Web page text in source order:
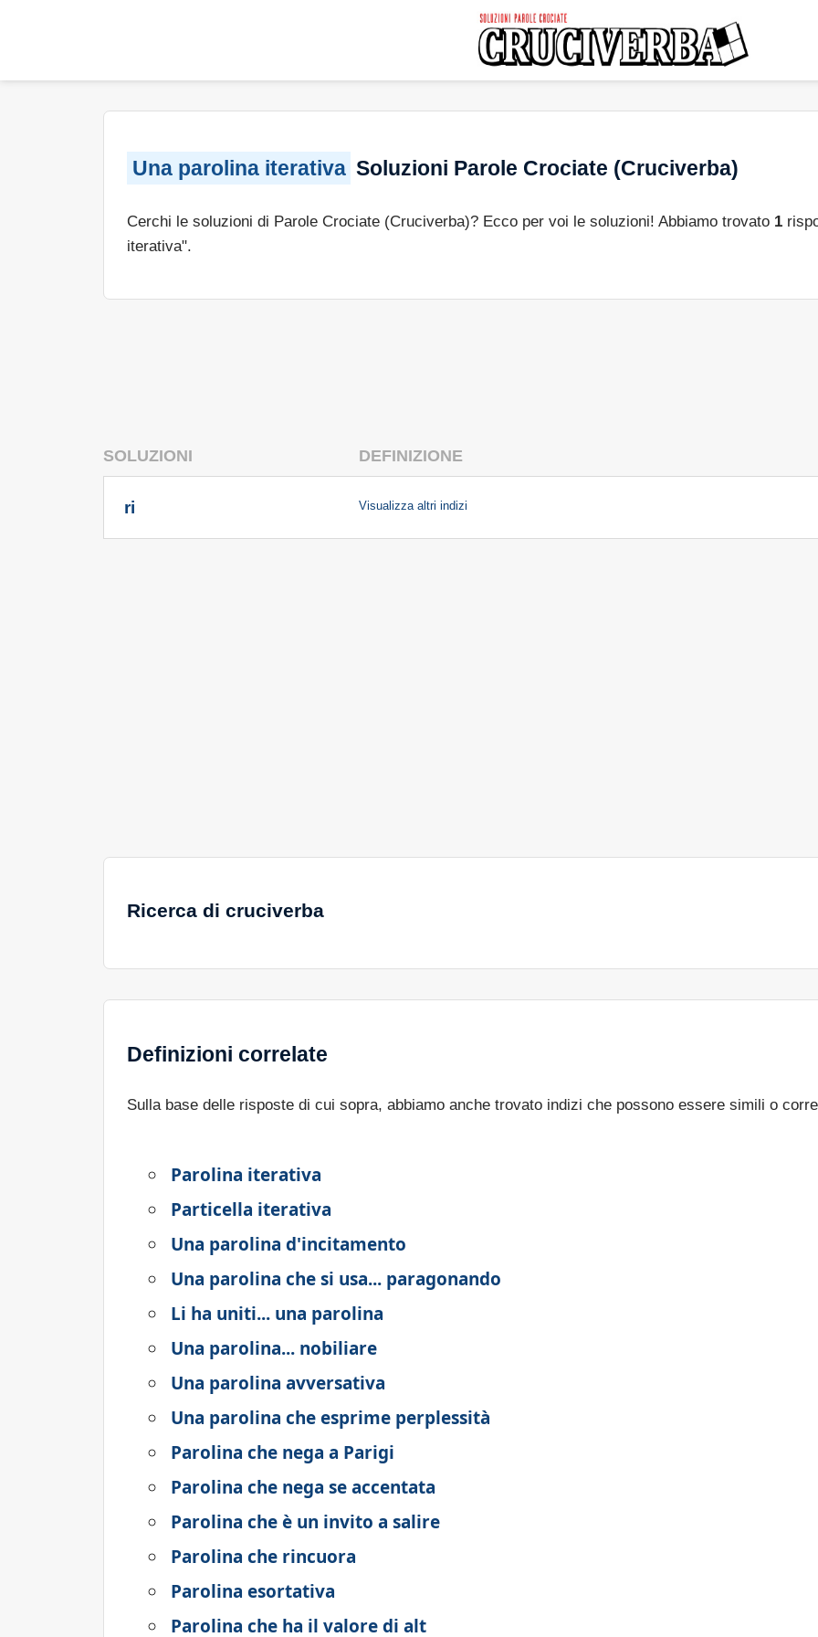
Una parolina iterativa Soluzioni Parole Crociate (Cruciverba)
Cerchi le soluzioni di Parole Crociate (Cruciverba)? Ecco per voi le soluzioni! Abbiamo trovato 1
iterativa".
SOLUZIONI DEFINIZIONE
ri Visualizza altri indizi
Ricerca di cruciverba
Definizioni correlate
Sulla base delle risposte di cui sopra, abbiamo anche trovato indizi che possono essere simili o
Parolina iterativa
Particella iterativa
Una parolina d'incitamento
Una parolina che si usa... paragonando
Li ha uniti... una parolina
Una parolina... nobiliare
Una parolina avversativa
Una parolina che esprime perplessità
Parolina che nega a Parigi
Parolina che nega se accentata
Parolina che è un invito a salire
Parolina che rincuora
Parolina esortativa
Parolina che ha il valore di alt